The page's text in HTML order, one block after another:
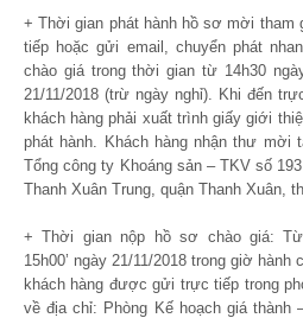
+ Thời gian phát hành hồ sơ mời tham
tiếp hoặc gửi email, chuyển phát
chào giá trong thời gian từ 14h30
21/11/2018 (trừ ngày nghỉ). Khi đến
khách hàng phải xuất trình giấy giới
phát hành. Khách hàng nhận thư mời
Tổng công ty Khoáng sản – TKV số
Thanh Xuân Trung, quận Thanh Xuân,
+ Thời gian nộp hồ sơ chào giá: Từ
15h00’ ngày 21/11/2018 trong giờ
khách hàng được gửi trực tiếp trong
về địa chỉ: Phòng Kế hoạch giá thành